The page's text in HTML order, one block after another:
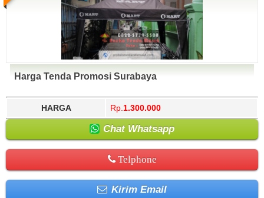
Harga Tenda Promosi Surabaya
HARGA Rp. 1.300.000
Chat Whatsapp
Telphone
Kirim Email